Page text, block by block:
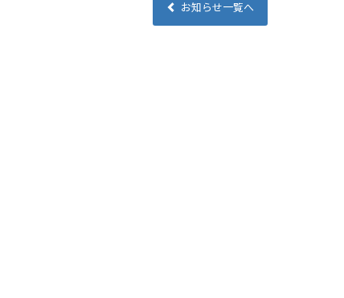
お知らせ一覧へ